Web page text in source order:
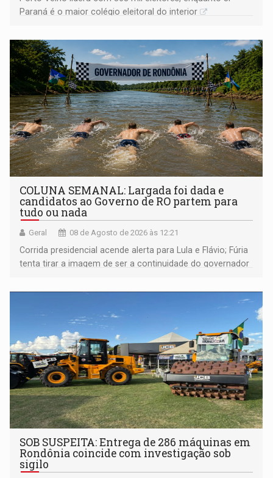
Paraná é o maior colégio eleitoral do interior
COLUNA SEMANAL: Largada foi dada e
candidatos ao Governo de RO partem para
tudo ou nada
Geral 08 de Agosto de 2026 às 12:21
Corrida presidencial acende alerta para Lula e Flávio; Fúria
tenta tirar a imagem de ser a continuidade do governador
não ter entrado no modo eleição; ABAV faz evento em
SOB SUSPEITA: Entrega de 286 máquinas em
Rondônia coincide com investigação sob
sigilo